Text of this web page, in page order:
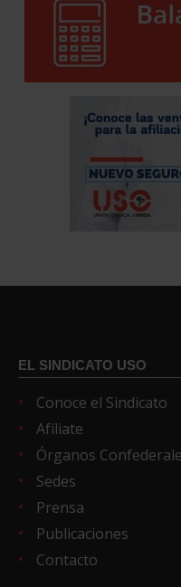
EL SINDICATO USO
Conoce el Sindicato
Afíliate
Órganos
Sedes
Prensa
Publicaciones
Contacto